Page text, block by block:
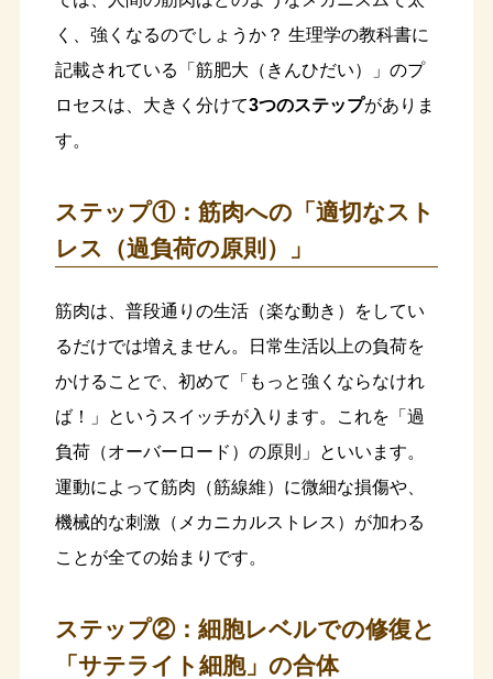
く、強くなるのでしょうか？ 生理学の教科書に
記載されている「筋肥大（きんひだい）」のプ
ロセスは、大きく分けて3つのステップがありま
す。
ステップ①：筋肉への「適切なスト
レス（過負荷の原則）」
筋肉は、普段通りの生活（楽な動き）をしてい
るだけでは増えません。日常生活以上の負荷を
かけることで、初めて「もっと強くならなけれ
ば！」というスイッチが入ります。これを「過
負荷（オーバーロード）の原則」といいます。
運動によって筋肉（筋線維）に微細な損傷や、
機械的な刺激（メカニカルストレス）が加わる
ことが全ての始まりです。
ステップ②：細胞レベルでの修復と
「サテライト細胞」の合体